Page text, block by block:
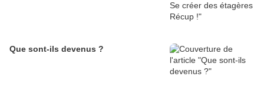
Que sont-ils devenus ?